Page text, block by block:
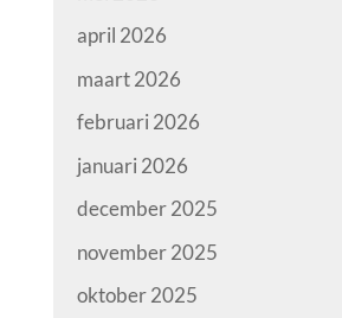
april 2026
maart 2026
februari 2026
januari 2026
december 2025
november 2025
oktober 2025